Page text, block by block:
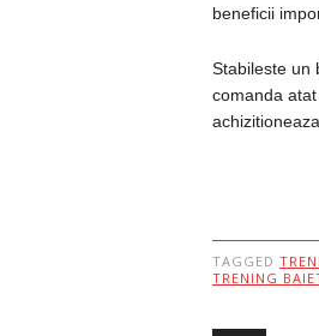
beneficii
Stabileste un
comanda
TAGGED
TRENING